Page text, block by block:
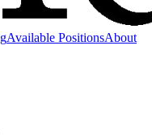
Available PositionsAbout